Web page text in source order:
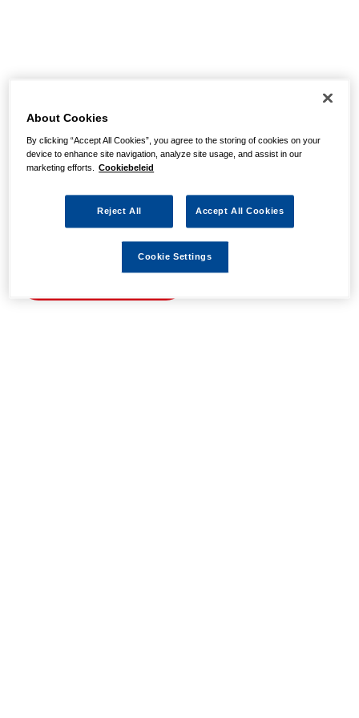
pagina niet kunnen
vinden
Wellicht zit er een spel- of typfout in de URL of is de
actie waarnaar u zocht al verlopen. We hopen u weer op
About Cookies
By clicking “Accept All Cookies”, you agree to the storing of cookies on your
device to enhance site navigation, analyze site usage, and assist in our
marketing efforts. Cookiebeleid
Reject All Accept All Cookies
Cookie Settings